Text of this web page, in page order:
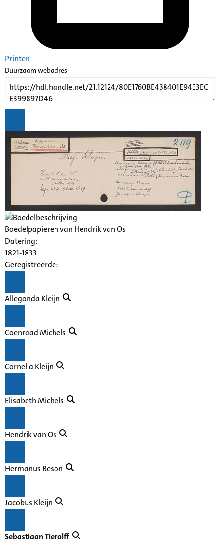
Printen
Duurzaam webadres
Boedelpapieren van Hendrik van Os
Datering:
1821-1833
Geregistreerde:
Allegonda Kleijn
Coenraad Michels
Cornelia Kleijn
Elisabeth Michels
Hendrik van Os
Hermanus Beson
Jacobus Kleijn
Sebastiaan Tierolff